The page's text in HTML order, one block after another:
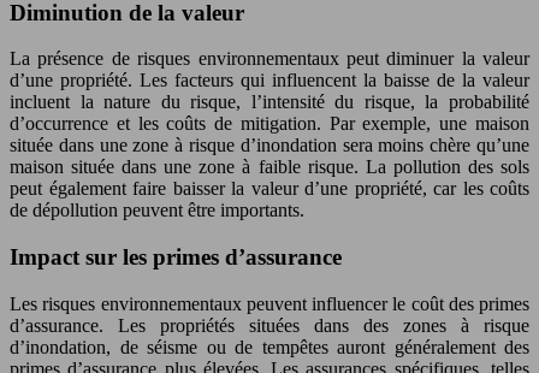
Diminution de la valeur
La présence de risques environnementaux peut diminuer la valeur
d’une propriété. Les facteurs qui influencent la baisse de la valeur
incluent la nature du risque, l’intensité du risque, la probabilité
d’occurrence et les coûts de mitigation. Par exemple, une maison
située dans une zone à risque d’inondation sera moins chère qu’une
maison située dans une zone à faible risque. La pollution des sols
peut également faire baisser la valeur d’une propriété, car les coûts
de dépollution peuvent être importants.
Impact sur les primes d’assurance
Les risques environnementaux peuvent influencer le coût des primes
d’assurance. Les propriétés situées dans des zones à risque
d’inondation, de séisme ou de tempêtes auront généralement des
primes d’assurance plus élevées. Les assurances spécifiques, telles